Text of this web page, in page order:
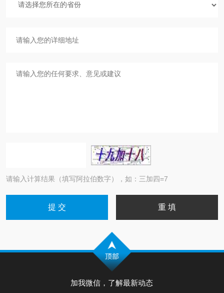
请输入计算结果（填写阿拉伯数字），如：三加四=7
加我微信，了解最新动态